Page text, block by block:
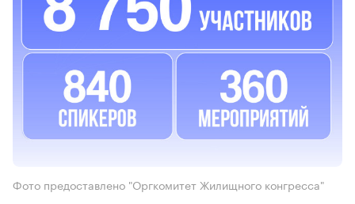
Фото предоставлено "Оргкомитет Жилищного конгресса"